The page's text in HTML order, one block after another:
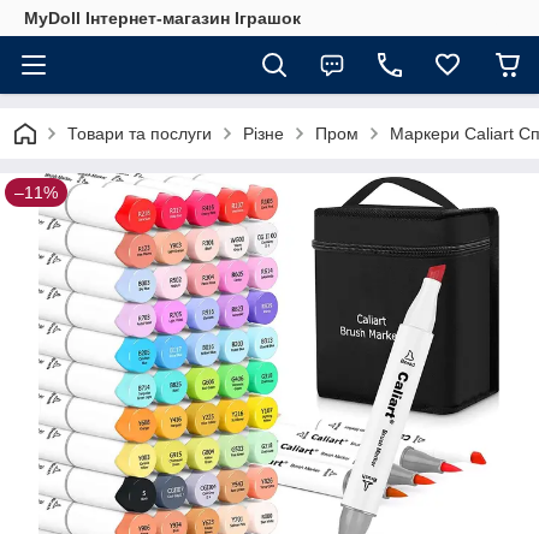
MyDoll Інтернет-магазин Іграшок
Товари та послуги Різне Пром Маркери Caliart
–11%